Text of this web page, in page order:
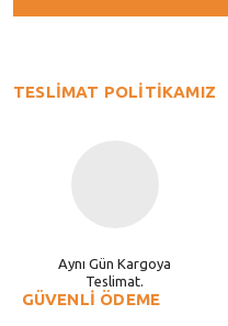
TESLİMAT POLİTİKAMIZ
Aynı Gün Kargoya
Teslimat.
GÜVENLİ ÖDEME